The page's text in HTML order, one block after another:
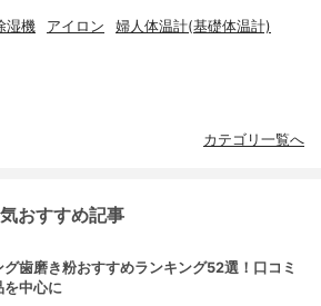
湿機 アイロン 婦人体温計(基礎体温計)
カテゴリ一覧へ
おすすめ記事
歯磨き粉おすすめランキング52選！口コミ
を中心に